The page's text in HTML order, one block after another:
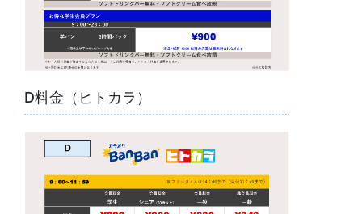
D料金（ヒトカラ）